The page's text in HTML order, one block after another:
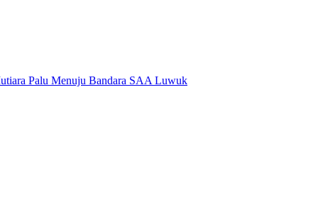
Palu Menuju Bandara SAA Luwuk